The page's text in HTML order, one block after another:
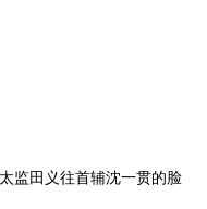
监田义往首辅沈一贯的脸